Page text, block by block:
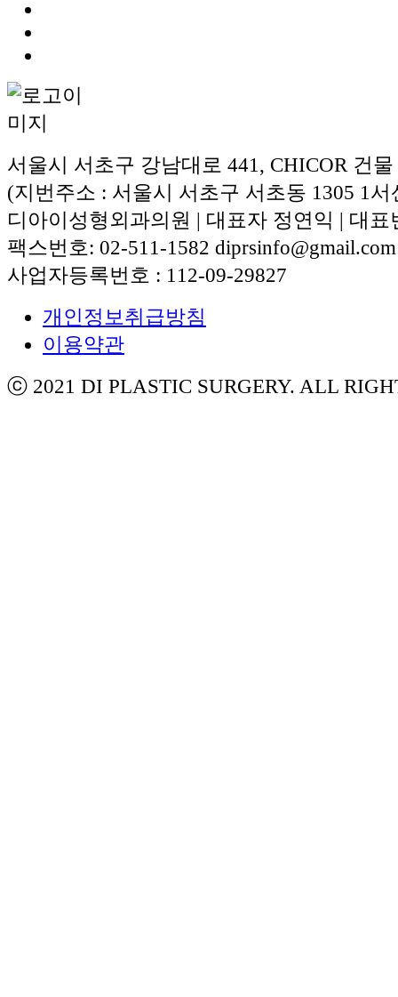
서울시 서초구 강남대로 441, CHICOR 건물
(지번주소 : 서울시 서초구 서초동 1305 1서
디아이성형외과의원 | 대표자 정연익 | 대표
팩스번호: 02-511-1582 diprsinfo@gmail.com
사업자등록번호 : 112-09-29827
개인정보취급방침
이용약관
ⓒ 2021 DI PLASTIC SURGERY. ALL